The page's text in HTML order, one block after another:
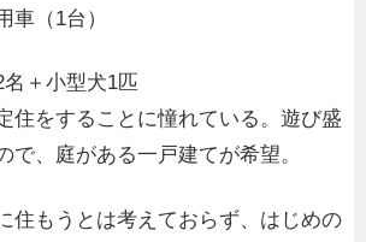
車（1台）
名＋小型犬1匹
住をすることに憧れている。遊び盛
で、庭がある一戸建てが希望。
住もうとは考えておらず、はじめの